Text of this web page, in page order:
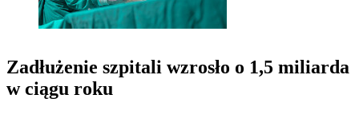
Zadłużenie szpitali wzrosło o 1,5 miliarda
w ciągu roku